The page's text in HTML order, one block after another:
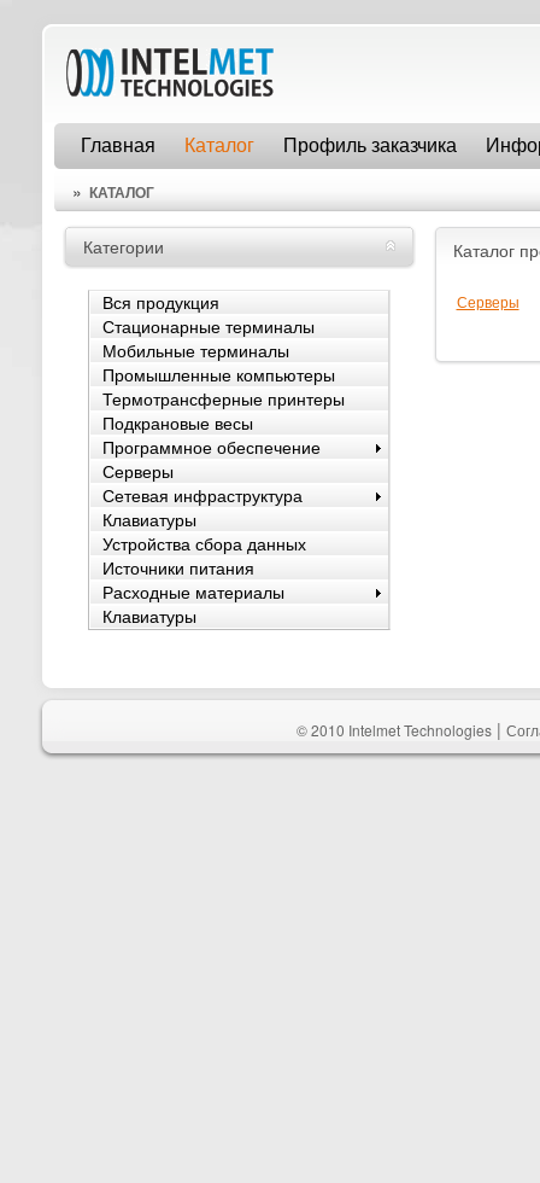
Главная Каталог Профиль заказчика
» КАТАЛОГ
Категории
Вся продукция
Стационарные терминалы
Мобильные терминалы
Промышленные компьютеры
Термотрансферные принтеры
Подкрановые весы
Программное обеспечение
Серверы
Сетевая инфраструктура
Клавиатуры
Устройства сбора данных
Источники питания
Расходные материалы
Клавиатуры
Каталог
Серверы
© 2010 Intelmet Technologies |